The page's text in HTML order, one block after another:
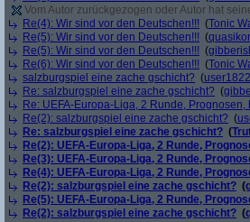
Vom Autor zurückgezogen oder Autor hat
Re(4): Wir sind vor den Deutschen!!! (Tonic
Re(5): Wir sind vor den Deutschen!!! (
Re(5): Wir sind vor den Deutschen!!! (
Re(6): Wir sind vor den Deutschen!!! (Tonic
salzburgspiel eine zache gschicht? (
Re: salzburgspiel eine zache gschicht? (
Re: UEFA-Europa-Liga, 2 Runde, Prognosen,
Re(2): salzburgspiel eine zache gschicht? (
Re: salzburgspiel eine zache gschicht? (
Re(2): UEFA-Europa-Liga, 2 Runde,
Re(3): UEFA-Europa-Liga, 2 Runde,
Re(4): UEFA-Europa-Liga, 2 Runde,
Re(2): salzburgspiel eine zache gschicht? (
Re(5): UEFA-Europa-Liga, 2 Runde,
Re(2): salzburgspiel eine zache gschicht? (